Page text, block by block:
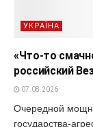
УКРАЇНА
«Что-то
российский
07.08.2026
Очередной
государства-